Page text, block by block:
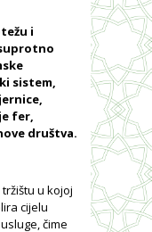
i
sistem,
fer,
društva.
u kojoj
cijelu
čime